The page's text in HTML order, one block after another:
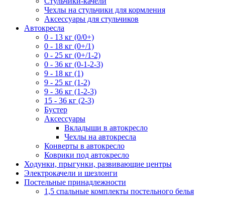
Чехлы на стульчики для кормления
Аксессуары для стульчиков
Автокресла
0 - 13 кг (0/0+)
0 - 18 кг (0+/1)
0 - 25 кг (0+/1-2)
0 - 36 кг (0-1-2-3)
9 - 18 кг (1)
9 - 25 кг (1-2)
9 - 36 кг (1-2-3)
15 - 36 кг (2-3)
Бустер
Аксессуары
Вкладыши в автокресло
Чехлы на автокресла
Конверты в автокресло
Коврики под автокресло
Ходунки, прыгунки, развивающие центры
Электрокачели и шезлонги
Постельные принадлежности
1,5 спальные комплекты постельного белья